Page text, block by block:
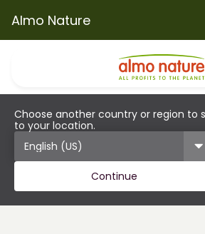
Almo Nature
Choose another country or region to
to your location.
Continue